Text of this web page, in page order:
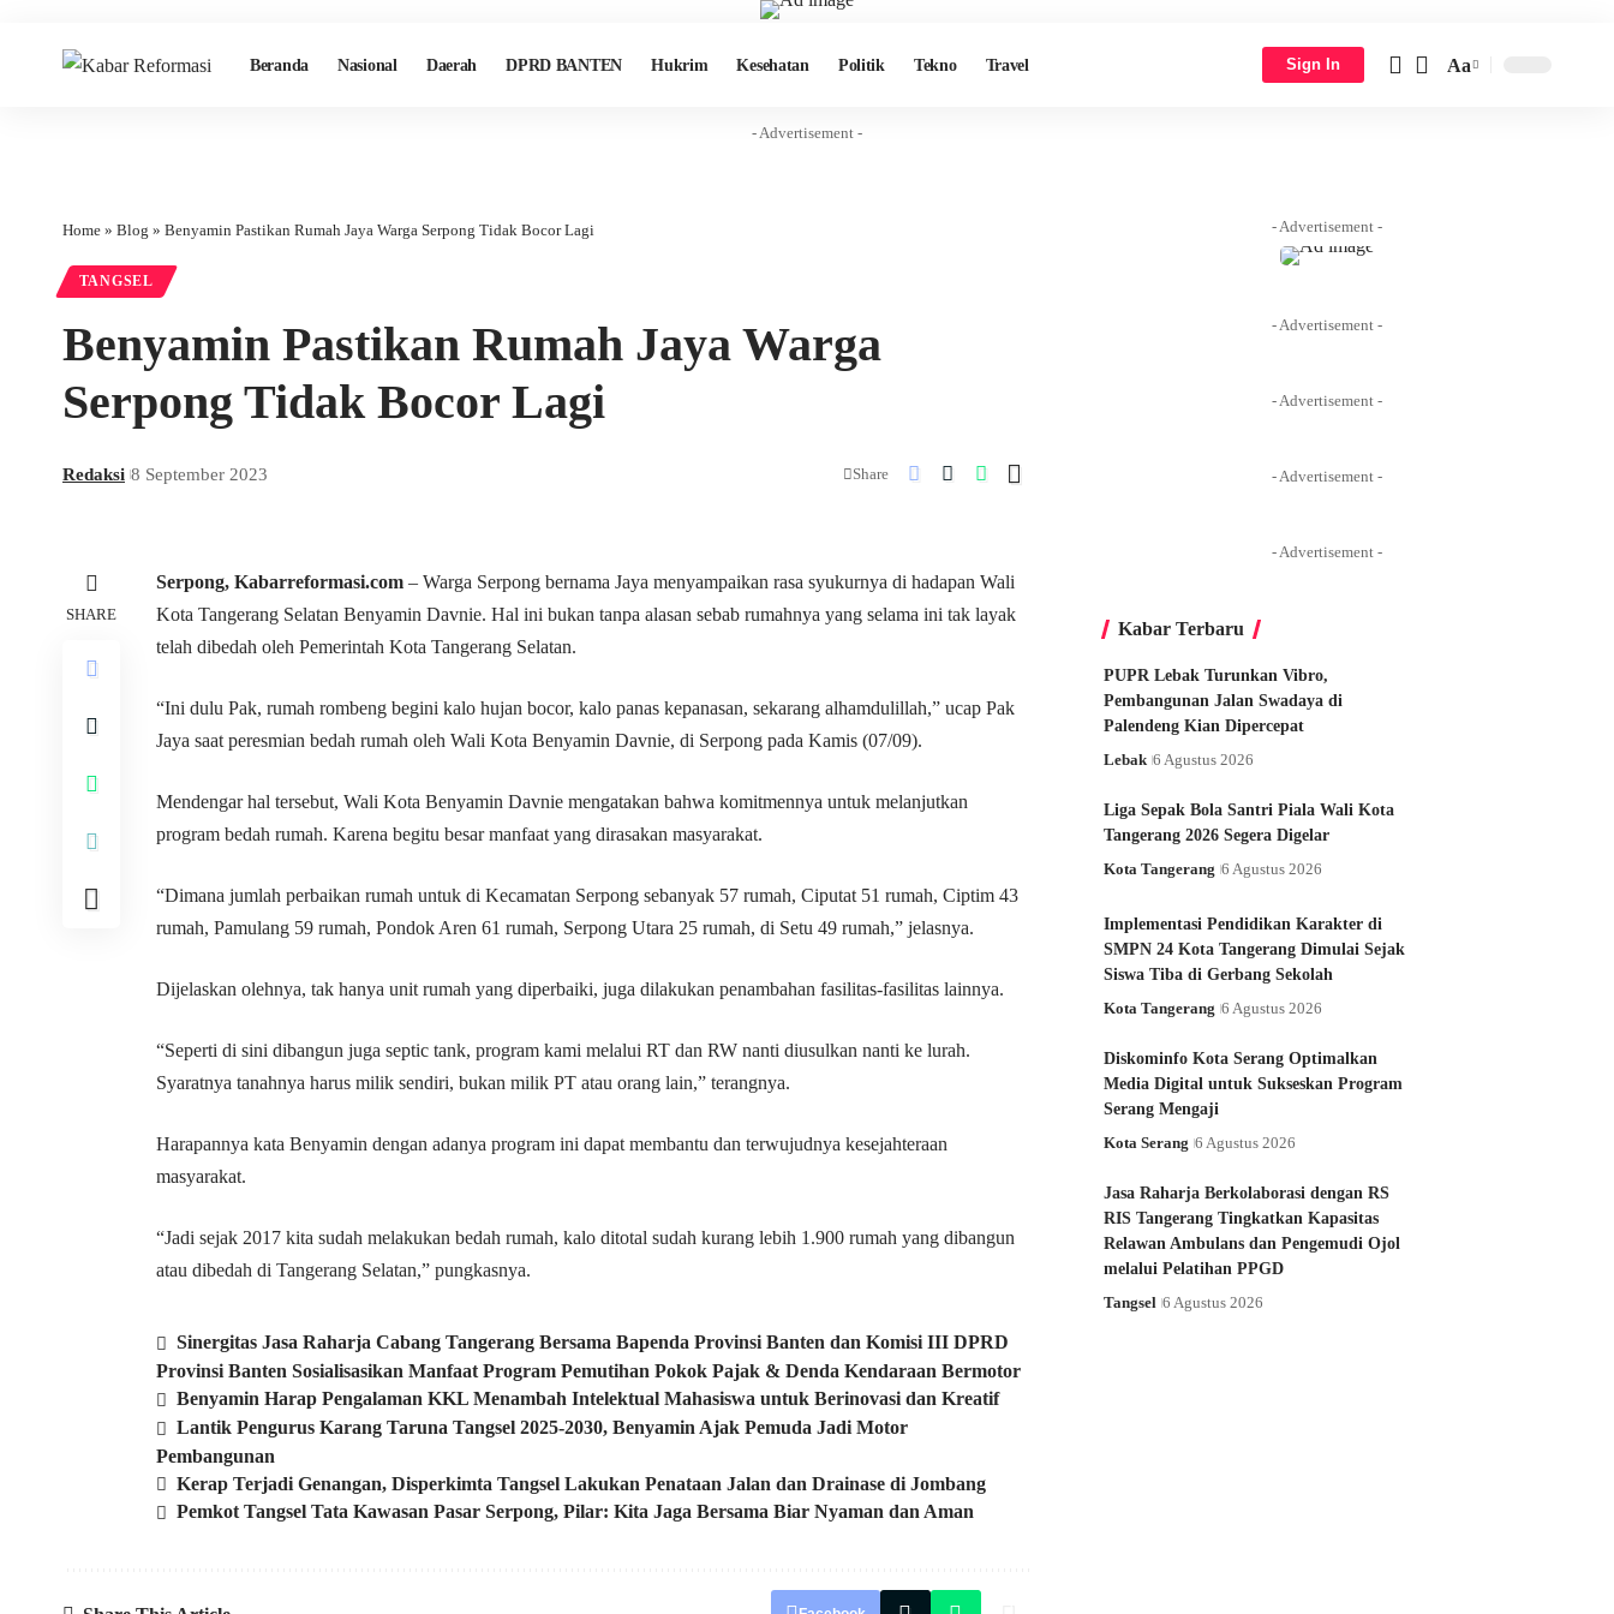
Beranda Nasional Daerah DPRD BANTEN Hukrim Kesehatan Politik Tekno Travel Sign In Aa
- Advertisement -
Home » Blog » Benyamin Pastikan Rumah Jaya Warga Serpong Tidak Bocor Lagi
TANGSEL
Benyamin Pastikan Rumah Jaya Warga
Serpong Tidak Bocor Lagi
Redaksi 8 September 2023 Share
SHARE
Serpong, Kabarreformasi.com – Warga Serpong bernama Jaya menyampaikan rasa syukurnya di hadapan Wali
Kota Tangerang Selatan Benyamin Davnie. Hal ini bukan tanpa alasan sebab rumahnya yang selama ini tak layak
telah dibedah oleh Pemerintah Kota Tangerang Selatan.
“Ini dulu Pak, rumah rombeng begini kalo hujan bocor, kalo panas kepanasan, sekarang alhamdulillah,” ucap Pak
Jaya saat peresmian bedah rumah oleh Wali Kota Benyamin Davnie, di Serpong pada Kamis (07/09).
Mendengar hal tersebut, Wali Kota Benyamin Davnie mengatakan bahwa komitmennya untuk melanjutkan
program bedah rumah. Karena begitu besar manfaat yang dirasakan masyarakat.
“Dimana jumlah perbaikan rumah untuk di Kecamatan Serpong sebanyak 57 rumah, Ciputat 51 rumah, Ciptim 43
rumah, Pamulang 59 rumah, Pondok Aren 61 rumah, Serpong Utara 25 rumah, di Setu 49 rumah,” jelasnya.
Dijelaskan olehnya, tak hanya unit rumah yang diperbaiki, juga dilakukan penambahan fasilitas-fasilitas lainnya.
“Seperti di sini dibangun juga septic tank, program kami melalui RT dan RW nanti diusulkan nanti ke lurah.
Syaratnya tanahnya harus milik sendiri, bukan milik PT atau orang lain,” terangnya.
Harapannya kata Benyamin dengan adanya program ini dapat membantu dan terwujudnya kesejahteraan
masyarakat.
“Jadi sejak 2017 kita sudah melakukan bedah rumah, kalo ditotal sudah kurang lebih 1.900 rumah yang dibangun
atau dibedah di Tangerang Selatan,” pungkasnya.
Sinergitas Jasa Raharja Cabang Tangerang Bersama Bapenda Provinsi Banten dan Komisi III DPRD
Provinsi Banten Sosialisasikan Manfaat Program Pemutihan Pokok Pajak & Denda Kendaraan Bermotor
Benyamin Harap Pengalaman KKL Menambah Intelektual Mahasiswa untuk Berinovasi dan Kreatif
Lantik Pengurus Karang Taruna Tangsel 2025-2030, Benyamin Ajak Pemuda Jadi Motor
Pembangunan
Kerap Terjadi Genangan, Disperkimta Tangsel Lakukan Penataan Jalan dan Drainase di Jombang
Pemkot Tangsel Tata Kawasan Pasar Serpong, Pilar: Kita Jaga Bersama Biar Nyaman dan Aman
- Advertisement -
- Advertisement -
- Advertisement -
- Advertisement -
- Advertisement -
Kabar Terbaru
PUPR Lebak Turunkan Vibro,
Pembangunan Jalan Swadaya di
Palendeng Kian Dipercepat
Lebak 6 Agustus 2026
Liga Sepak Bola Santri Piala Wali Kota
Tangerang 2026 Segera Digelar
Kota Tangerang 6 Agustus 2026
Implementasi Pendidikan Karakter di
SMPN 24 Kota Tangerang Dimulai Sejak
Siswa Tiba di Gerbang Sekolah
Kota Tangerang 6 Agustus 2026
Diskominfo Kota Serang Optimalkan
Media Digital untuk Sukseskan Program
Serang Mengaji
Kota Serang 6 Agustus 2026
Jasa Raharja Berkolaborasi dengan RS
RIS Tangerang Tingkatkan Kapasitas
Relawan Ambulans dan Pengemudi Ojol
melalui Pelatihan PPGD
Tangsel 6 Agustus 2026